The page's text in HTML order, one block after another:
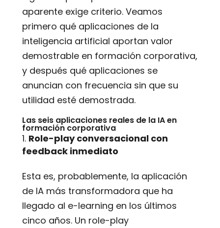
aparente exige criterio. Veamos
primero qué aplicaciones de la
inteligencia artificial aportan valor
demostrable en formación corporativa,
y después qué aplicaciones se
anuncian con frecuencia sin que su
utilidad esté demostrada.
Las seis aplicaciones reales de la IA en
formación corporativa
Role-play conversacional con
feedback inmediato
Esta es, probablemente, la aplicación
de IA más transformadora que ha
llegado al e-learning en los últimos
cinco años. Un role-play